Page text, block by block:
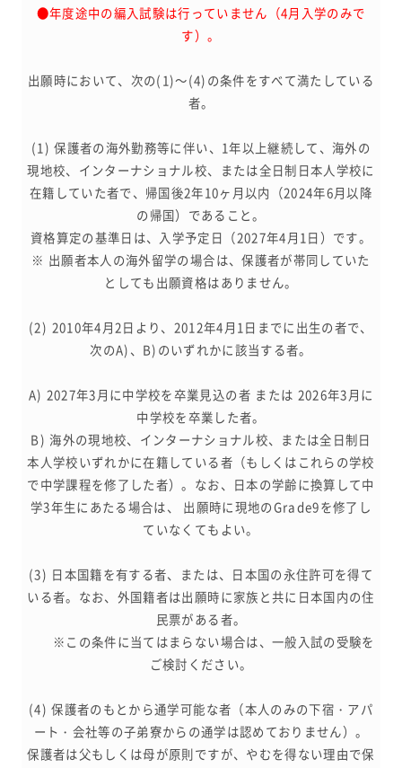
●年度途中の編入試験は行っていません（4月入学のみで
す）。
出願時において、次の(1)～(4)の条件をすべて満たしている
者。
(1) 保護者の海外勤務等に伴い、1年以上継続して、海外の
現地校、インターナショナル校、または全日制日本人学校に
在籍していた者で、帰国後2年10ヶ月以内（2024年6月以降
の帰国）であること。
資格算定の基準日は、入学予定日（2027年4月1日）です。
※ 出願者本人の海外留学の場合は、保護者が帯同していた
としても出願資格はありません。
(2) 2010年4月2日より、2012年4月1日までに出生の者で、
次のA)、B)のいずれかに該当する者。
A) 2027年3月に中学校を卒業見込の者 または 2026年3月に
中学校を卒業した者。
B) 海外の現地校、インターナショナル校、または全日制日
本人学校いずれかに在籍している者（もしくはこれらの学校
で中学課程を修了した者）。なお、日本の学齢に換算して中
学3年生にあたる場合は、 出願時に現地のGrade9を修了し
ていなくてもよい。
(3) 日本国籍を有する者、または、日本国の永住許可を得て
いる者。なお、外国籍者は出願時に家族と共に日本国内の住
民票がある者。
※この条件に当てはまらない場合は、一般入試の受験を
ご検討ください。
(4) 保護者のもとから通学可能な者（本人のみの下宿・アパ
ート・会社等の子弟寮からの通学は認めておりません）。
保護者は父もしくは母が原則ですが、やむを得ない理由で保